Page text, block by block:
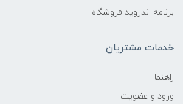
برنامه اندروید فروشگاه
خدمات مشتریان
راهنما
ورود و عضویت